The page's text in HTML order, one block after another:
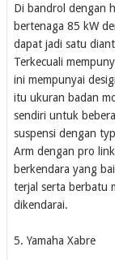
Di bandrol dengan
bertenaga 85 kW
dapat jadi satu
Terkecuali
ini mempunyai
itu ukuran badan
sendiri untuk
suspensi dengan
Arm dengan pro
berkendara yang
terjal serta berbatu
dikendarai.
5. Yamaha Xabre